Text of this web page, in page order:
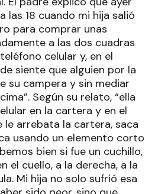
las 18 cuando mi hija salió
para comprar unas
a las dos cuadras
celular y, en el
siente que alguien por la
su campera y sin mediar
Según su relato, “ella
en la cartera y en el
arrebata la cartera, saca
usando un elemento corto
bien si fue un cuchillo,
el cuello, a la derecha, a la
Mi hija no solo sufrió esa